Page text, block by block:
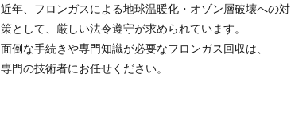
近年、フロンガスによる地球温暖化・オゾン層破壊への対
策として、厳しい法令遵守が求められています。
面倒な手続きや専門知識が必要なフロンガス回収は、
専門の技術者にお任せください。